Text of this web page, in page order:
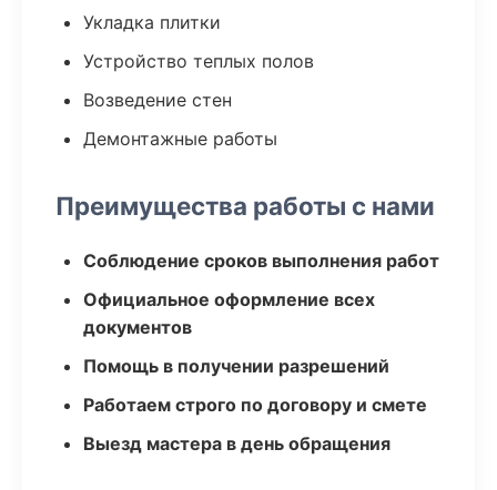
Укладка плитки
Устройство теплых полов
Возведение стен
Демонтажные работы
Преимущества работы с нами
Соблюдение сроков выполнения работ
Официальное оформление всех
документов
Помощь в получении разрешений
Работаем строго по договору и смете
Выезд мастера в день обращения